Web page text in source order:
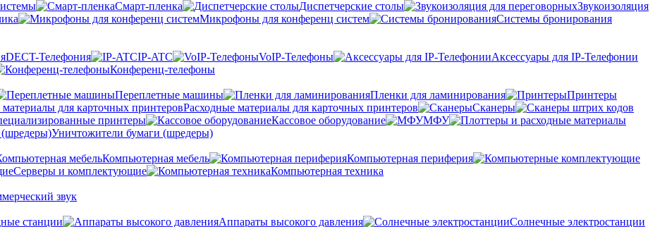
Cмарт-пленка Диспетчерские столы
Звукоизоляция
Микрофоны для конференц систем
Системы бронирования
DECT-Телефония IP-ATC VoIP-Телефоны
Аксессуары для IP-Телефонии
Конференц-телефоны
Переплетные машины Пленки для ламинирования
Принтеры
Расходные материалы для карточных принтеров
Сканеры
принтеры Кассовое оборудование
МФУ
Уничтожители бумаги (шредеры)
Компьютерная мебель
Компьютерная периферия
Серверы и комплектующие
Компьютерная техника
звук
станции
Аппараты высокого давления
Солнечные электростанции